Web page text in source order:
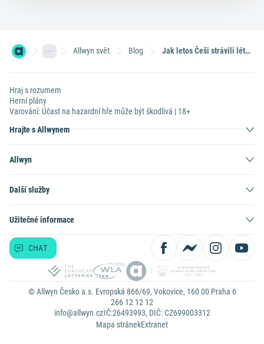
Allwyn svět Blog Jak letos Češi strávili léto? Lidé zůstali většinou v Česku a začali se více věnovat sportu
Hraj s rozumem
Herní plány
Varování: Účast na hazardní hře může být škodlivá | 18+
Hrajte s Allwynem
Allwyn
Další služby
Užitečné informace
CHAT
© Allwyn Česko a.s. Evropská 866/69, Vokovice, 160 00 Praha 6
266 12 12 12
info@allwyn.czIČ:26493993, DIČ: CZ699003312
Mapa stránekExtranet